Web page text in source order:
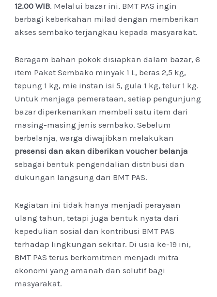
12.00 WIB. Melalui bazar ini, BMT PAS ingin
berbagi keberkahan milad dengan memberikan
akses sembako terjangkau kepada masyarakat.
Beragam bahan pokok disiapkan dalam bazar, 6
item Paket Sembako minyak 1 L, beras 2,5 kg,
tepung 1 kg, mie instan isi 5, gula 1 kg, telur 1 kg.
Untuk menjaga pemerataan, setiap pengunjung
bazar diperkenankan membeli satu item dari
masing-masing jenis sembako. Sebelum
berbelanja, warga diwajibkan melakukan
presensi dan akan diberikan voucher belanja
sebagai bentuk pengendalian distribusi dan
dukungan langsung dari BMT PAS.
Kegiatan ini tidak hanya menjadi perayaan
ulang tahun, tetapi juga bentuk nyata dari
kepedulian sosial dan kontribusi BMT PAS
terhadap lingkungan sekitar. Di usia ke-19 ini,
BMT PAS terus berkomitmen menjadi mitra
ekonomi yang amanah dan solutif bagi
masyarakat.